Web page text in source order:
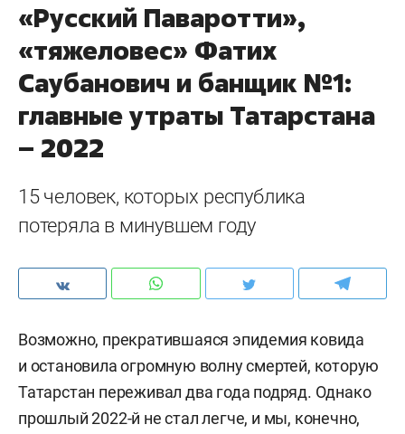
«Русский Паваротти»,
«тяжеловес» Фатих
Саубанович и банщик №1:
главные утраты Татарстана
– 2022
15 человек, которых республика
потеряла в минувшем году
Возможно, прекратившаяся эпидемия ковида
и остановила огромную волну смертей, которую
Татарстан переживал два года подряд. Однако
прошлый 2022-й не стал легче, и мы, конечно,